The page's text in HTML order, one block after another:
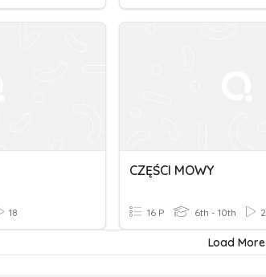
18
CZĘŚCI MOWY
16 P 6th - 10th 2
Load More